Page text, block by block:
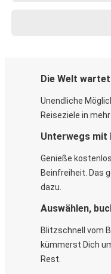
Die Welt
Unendliche
Reiseziele in
Unterwegs mit
Genieße
Beinfreiheit. Das
dazu.
Auswählen,
Blitzschnell vom
kümmerst Dich
Rest.